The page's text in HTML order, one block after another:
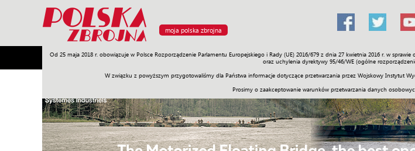
moja polska zbrojna
Od 25 maja 2018 r. obowiązuje w Polsce Rozporządzenie Parlamentu Europejskiego i Rady (UE) 2016/679 z dnia 27 kwietnia 2016 r. w
oraz uchylenia dyrektywy 95/46/WE (ogólne
W związku z powyższym przygotowaliśmy dla Państwa informacje dotyczące przetwarzania przez Wojskowy Instytut
Prosimy o zaakceptowanie warunków przetwarzania danych
Armia Poligon Sprzęt Misje Polityka Prawo Świat Społeczność Sport Historia